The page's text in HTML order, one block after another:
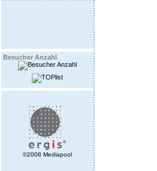
Besucher Anzahl
©2008 Mediapool